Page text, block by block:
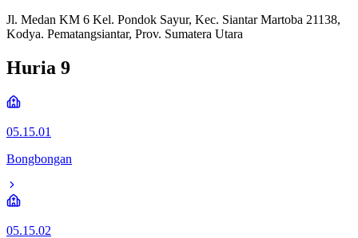
Jl. Medan KM 6 Kel. Pondok Sayur, Kec. Siantar Martoba 21138,
Kodya. Pematangsiantar, Prov. Sumatera Utara
Huria 9
05.15.01
Bongbongan
05.15.02